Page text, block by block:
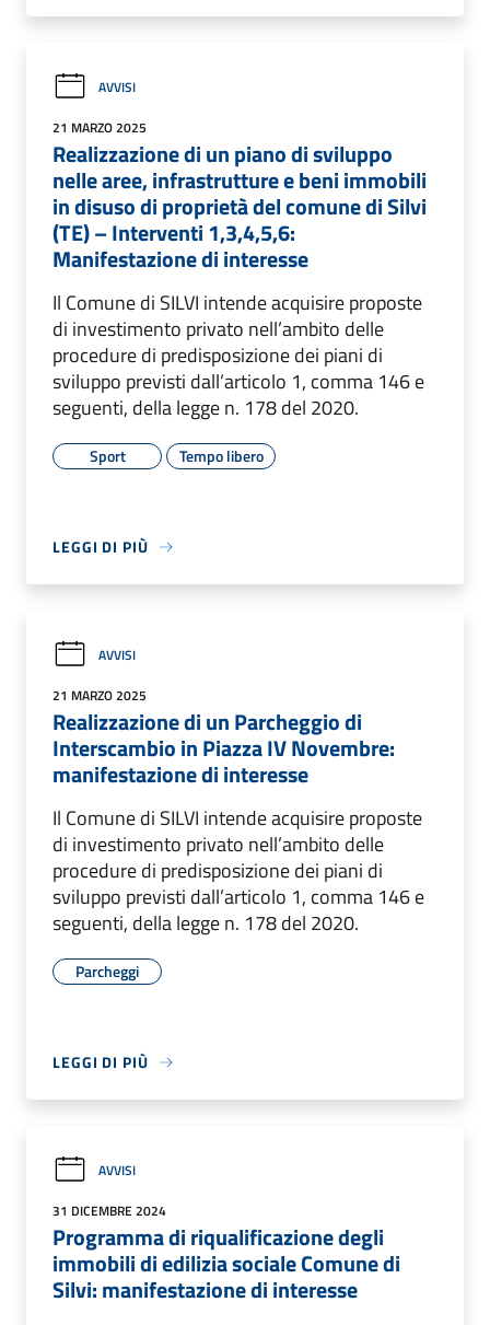
AVVISI
21 MARZO 2025
Realizzazione di un piano di sviluppo
nelle aree, infrastrutture e beni immobili
in disuso di proprietà del comune di Silvi
(TE) – Interventi 1,3,4,5,6:
Manifestazione di interesse
Il Comune di SILVI intende acquisire proposte
di investimento privato nell’ambito delle
procedure di predisposizione dei piani di
sviluppo previsti dall’articolo 1, comma 146 e
seguenti, della legge n. 178 del 2020.
Sport Tempo libero
LEGGI DI PIÙ
AVVISI
21 MARZO 2025
Realizzazione di un Parcheggio di
Interscambio in Piazza IV Novembre:
manifestazione di interesse
Il Comune di SILVI intende acquisire proposte
di investimento privato nell’ambito delle
procedure di predisposizione dei piani di
sviluppo previsti dall’articolo 1, comma 146 e
seguenti, della legge n. 178 del 2020.
Parcheggi
LEGGI DI PIÙ
AVVISI
31 DICEMBRE 2024
Programma di riqualificazione degli
immobili di edilizia sociale Comune di
Silvi: manifestazione di interesse